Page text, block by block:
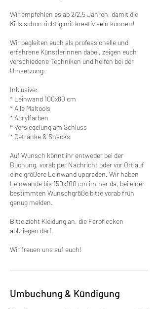
Wir empfehlen es ab 2/2.5 Jahren, damit die
Kids schon richtig mit kreativ sein können!
Wir begleiten euch als professionelle und
erfahrene Künstlerinnen dabei, zeigen euch
verschiedene Techniken und helfen bei der
Umsetzung.
Inklusive:
* Leinwand 100x80 cm
* Alle Maltools
* Acrylfarben
* Versiegelung am Schluss
* Getränke & Snacks
Auf Wunsch könnt ihr entweder bei der
Buchung, vorab per Nachricht oder vor Ort auf
eine größere Leinwand upgraden. Wir haben
Leinwände bis 150x100 cm immer da, bei einer
bestimmten Wunschgröße bitte vorab früh
genug melden.
Bitte zieht Kleidung an, die Farbflecken
abkriegen darf.
Umbuchung & Kündigung